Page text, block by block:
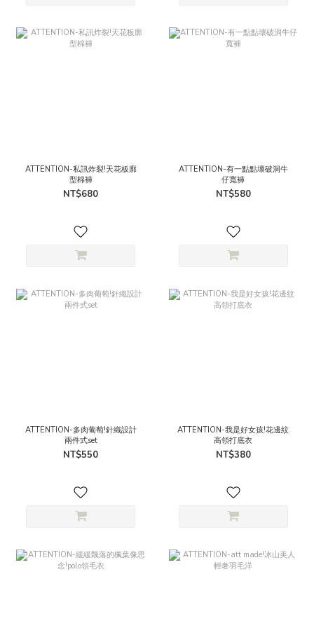
ATTENTION-私訊炸裂!天花板廓
型棉褲
NT$680
ATTENTION-有一點點壞破洞牛
仔寬褲
NT$580
ATTENTION-多肉葡萄!針織設計
兩件式set
NT$550
ATTENTION-我是好女孩!花邊紋
高領打底衣
NT$380